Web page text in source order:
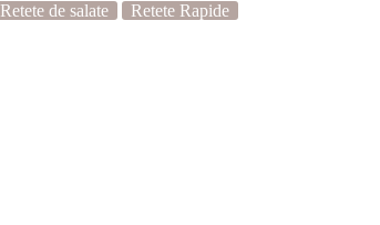
Retete de salate Retete Rapide